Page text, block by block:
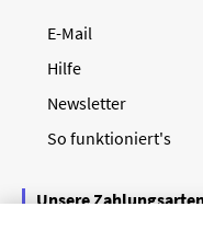
E-Mail
Hilfe
Newsletter
So funktioniert's
Unsere